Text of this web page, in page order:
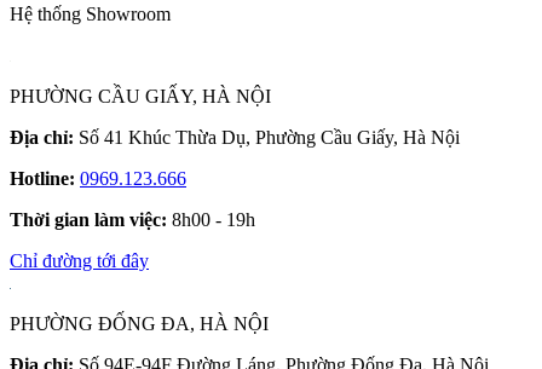
Hệ thống Showroom
PHƯỜNG CẦU GIẤY, HÀ NỘI
Địa chỉ: Số 41 Khúc Thừa Dụ, Phường Cầu Giấy, Hà Nội
Hotline: 0969.123.666
Thời gian làm việc: 8h00 - 19h
Chỉ đường tới đây
PHƯỜNG ĐỐNG ĐA, HÀ NỘI
Địa chỉ: Số 94E-94F Đường Láng, Phường Đống Đa, Hà Nội